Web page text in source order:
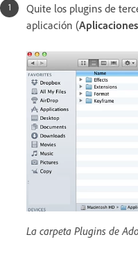
Quite los plugins de
aplicación (
La carpeta Plugins de